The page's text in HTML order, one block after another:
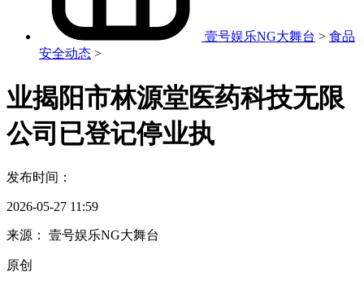
壹号娱乐NG大舞台 > 食品
安全动态 >
业揭阳市林源堂医药科技无限
公司已登记停业执
发布时间：
2026-05-27 11:59
来源： 壹号娱乐NG大舞台
原创